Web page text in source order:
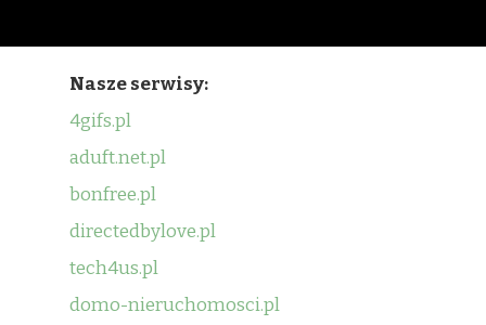
Nasze serwisy:
4gifs.pl
aduft.net.pl
bonfree.pl
directedbylove.pl
tech4us.pl
domo-nieruchomosci.pl